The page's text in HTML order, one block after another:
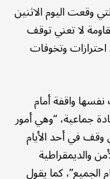
وقعت اليوم الاثنين
لا تعني توقف
وتخوفات
واقفة أمام
جماعية، “وهي أمور
وقف في أحد الأيام
والديمقراطية
الجميع”، كما يقول